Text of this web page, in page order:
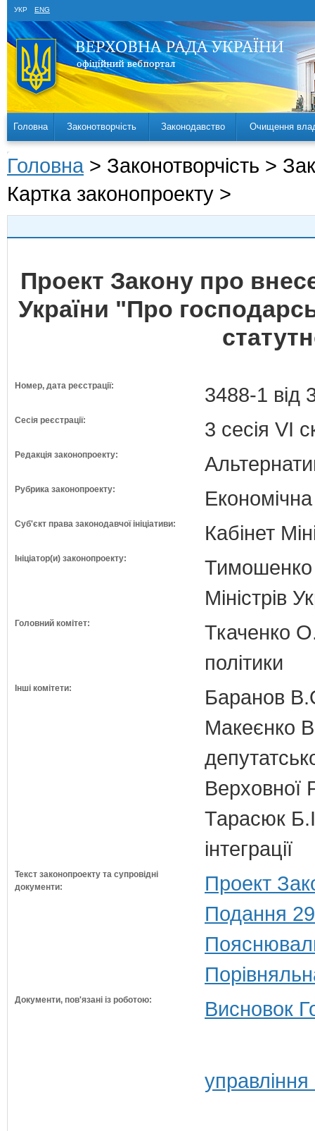
УКР ENG
Головна Законотворчість Законодавство Очищення
Головна > Законотворчість >
Картка законопроекту >
Проект Закону про
України "Про
Номер, дата реєстрації: 3488-1 від
Сесія реєстрації: 3 сесія VI
Редакція законопроекту:
Рубрика законопроекту:
Суб'єкт права законодавчої ініціативи: Кабінет
Ініціатор(и) законопроекту:
Тимошенко
Міністрів
Головний комітет:
Ткаченко
політики
Інші комітети:
Баранов
Макеєнко
Верховної
Тарасюк
інтеграції
Текст законопроекту та супровідні
документи:
Проект
Подання
Документи, пов'язані із роботою: Висновок